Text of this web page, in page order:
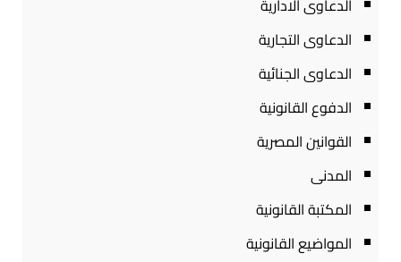
الدعاوى الادارية
الدعاوى التجارية
الدعاوى الجنائية
الدفوع القانونية
القوانين المصرية
المدنى
المكتبة القانونية
المواضيع القانونية